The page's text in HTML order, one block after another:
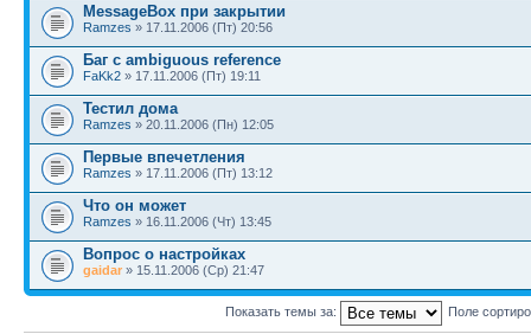
MessageBox при закрытии
Ramzes » 17.11.2006 (Пт) 20:56
Баг с ambiguous reference
FaKk2 » 17.11.2006 (Пт) 19:11
Тестил дома
Ramzes » 20.11.2006 (Пн) 12:05
Первые впечетления
Ramzes » 17.11.2006 (Пт) 13:12
Что он может
Ramzes » 16.11.2006 (Чт) 13:45
Вопрос о настройках
gaidar » 15.11.2006 (Ср) 21:47
Показать темы за: Поле